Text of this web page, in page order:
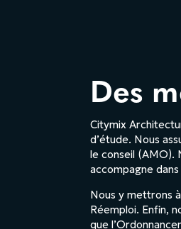
Des
Citymix
d’étude. Nous
le conseil (AMO).
accompagne
Nous y mettrons
Réemploi. Enfin,
que